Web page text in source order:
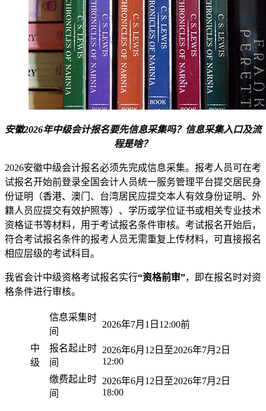
安徽2026年中级会计报名要先信息采集吗？信息采集入口及流
程是啥？
2026安徽中级会计报名必须先完成信息采集。报考人员可在考
试报名开始前登录全国会计人员统一服务管理平台提交居民身
份证明（香港、澳门、台湾居民应提交本人有效身份证明、外
籍人员应提交有效护照等）、学历或学位证书或相关专业技术
资格证书等材料，用于考试报名条件审核。考试报名开始后，
符合考试报名条件的报考人员无需重复上传材料，可直接报名
相应层级的考试科目。
我省会计中级资格考试报名实行“资格前审”，即在报名时对资
格条件进行审核。
中
级
信息采集时
间
2026年7月1日12:00前
报名起止时
间
2026年6月12日至2026年7月2日
12:00
缴费起止时
间
2026年6月12日至2026年7月2日
18:00